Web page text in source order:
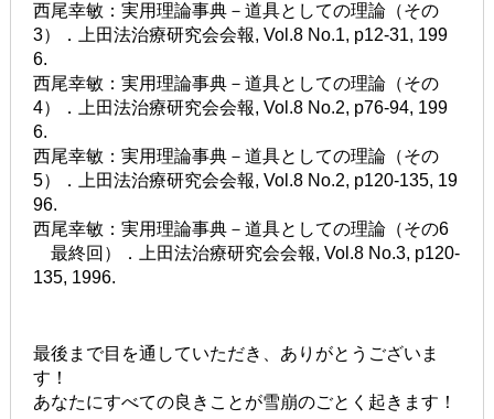
西尾幸敏：実用理論事典－道具としての理論（その
3）．上田法治療研究会会報, Vol.8 No.1, p12-31, 199
6.
西尾幸敏：実用理論事典－道具としての理論（その
4）．上田法治療研究会会報, Vol.8 No.2, p76-94, 199
6.
西尾幸敏：実用理論事典－道具としての理論（その
5）．上田法治療研究会会報, Vol.8 No.2, p120-135, 19
96.
西尾幸敏：実用理論事典－道具としての理論（その6
最終回）．上田法治療研究会会報, Vol.8 No.3, p120-
135, 1996.
最後まで目を通していただき、ありがとうございま
す！
あなたにすべての良きことが雪崩のごとく起きます！